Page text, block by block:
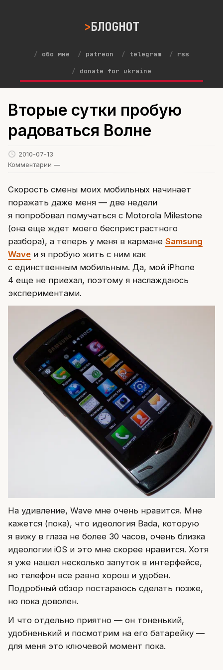
БЛОGНОТ
обо мне patreon telegram
rss
donate for ukraine
Вторые сутки пробую
радоваться Волне
2010-07-13
Комментарии —
Скорость смены моих мобильных начинает
поражать даже меня — две недели
я попробовал помучаться с Motorola Milestone
(она еще ждет моего беспристрастного
разбора), а теперь у меня в кармане Samsung
Wave и я пробую жить с ним как
с единственным мобильным. Да, мой iPhone
4 еще не приехал, поэтому я наслаждаюсь
экспериментами.
На удивление, Wave мне очень нравится. Мне
кажется (пока), что идеология Bada, которую
я вижу в глаза не более 30 часов, очень близка
идеологии iOS и это мне скорее нравится. Хотя
я уже нашел несколько запуток в интерфейсе,
но телефон все равно хорош и удобен.
Подробный обзор постараюсь сделать позже,
но пока доволен.
И что отдельно приятно — он тоненький,
удобненький и посмотрим на его батарейку —
для меня это ключевой момент пока.